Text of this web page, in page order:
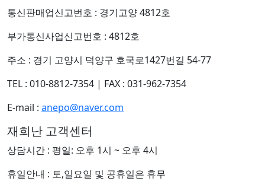
통신판매업신고번호 : 경기고양 4812호
부가통신사업신고번호 : 4812호
주소 : 경기 고양시 덕양구 호국로1427번길 54-77
TEL : 010-8812-7354 | FAX : 031-962-7354
E-mail : anepo@naver.com
재희난 고객센터
상담시간 : 평일: 오후 1시 ~ 오후 4시
휴일안내 : 토,일요일 및 공휴일은 휴무